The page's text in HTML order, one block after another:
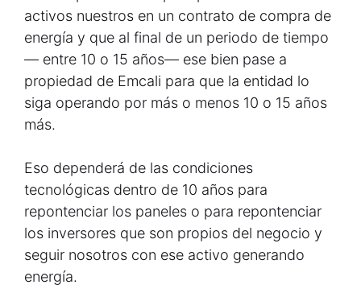
activos nuestros en un contrato de compra de
energía y que al final de un periodo de tiempo
— entre 10 o 15 años— ese bien pase a
propiedad de Emcali para que la entidad lo
siga operando por más o menos 10 o 15 años
más.
Eso dependerá de las condiciones
tecnológicas dentro de 10 años para
repontenciar los paneles o para repontenciar
los inversores que son propios del negocio y
seguir nosotros con ese activo generando
energía.